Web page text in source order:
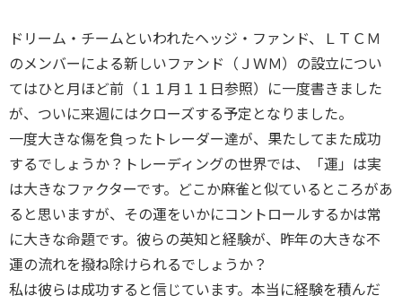
ドリーム・チームといわれたヘッジ・ファンド、ＬＴＣＭ
のメンバーによる新しいファンド（ＪＷＭ）の設立につい
てはひと月ほど前（１１月１１日参照）に一度書きました
が、ついに来週にはクローズする予定となりました。
一度大きな傷を負ったトレーダー達が、果たしてまた成功
するでしょうか？トレーディングの世界では、「運」は実
は大きなファクターです。どこか麻雀と似ているところがあ
ると思いますが、その運をいかにコントロールするかは常
に大きな命題です。彼らの英知と経験が、昨年の大きな不
運の流れを撥ね除けられるでしょうか？
私は彼らは成功すると信じています。本当に経験を積んだ